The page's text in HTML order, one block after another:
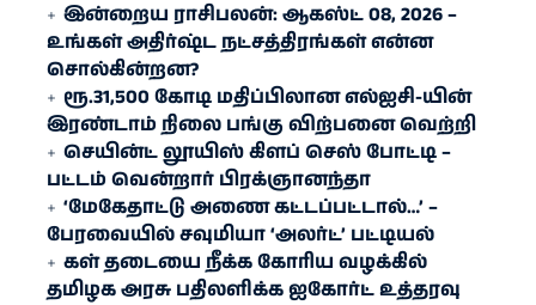
இன்றைய ராசிபலன்: ஆகஸ்ட் 08, 2026 –
உங்கள் அதிர்ஷ்ட நட்சத்திரங்கள் என்ன
சொல்கின்றன?
ரூ.31,500 கோடி மதிப்பிலான எல்ஐசி-​யின்
இரண்​டாம் நிலை பங்கு விற்பனை வெற்றி
செயின்ட் லூயிஸ் கிளப் செஸ் போட்டி –
பட்டம் வென்றார் பிரக்ஞானந்தா
‘மேகேதாட்டு அணை கட்டப்பட்டால்…’ –
பேரவையில் சவுமியா ‘அலர்ட்’ பட்டியல்
கள் தடையை நீக்க கோரிய வழக்கில்
தமிழக அரசு பதிலளிக்க ஐகோர்ட் உத்தரவு